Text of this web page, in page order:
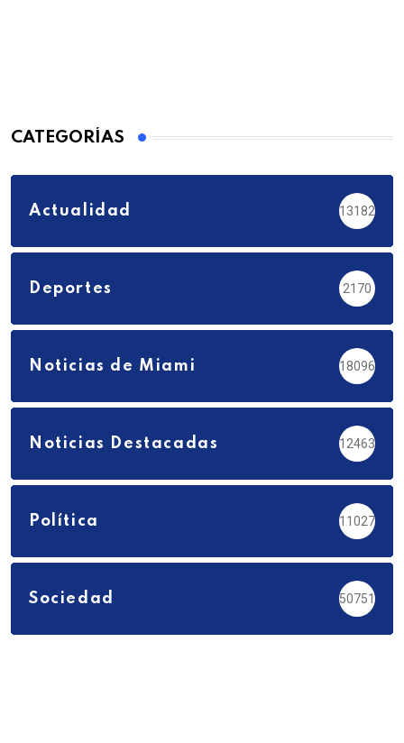
CATEGORÍAS
Actualidad 13182
Deportes 2170
Noticias de Miami 18096
Noticias Destacadas 12463
Política 11027
Sociedad 50751